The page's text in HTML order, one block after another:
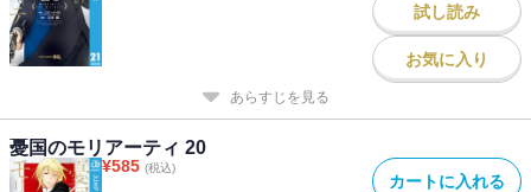
試し読み
お気に入り
あらすじを見る
憂国のモリアーティ 20
¥585 (税込)
カートに入れる